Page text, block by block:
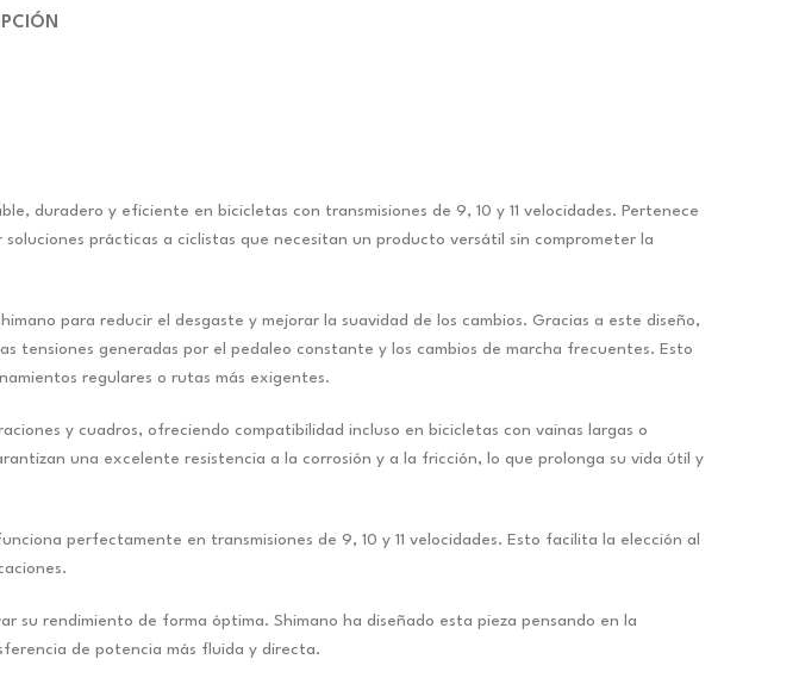
duradero y eficiente en bicicletas con transmisiones de 9, 10 y 11 velocidades. Pertenece
prácticas a ciclistas que necesitan un producto versátil sin comprometer la
para reducir el desgaste y mejorar la suavidad de los cambios. Gracias a este diseño,
tensiones generadas por el pedaleo constante y los cambios de marcha frecuentes. Esto
regulares o rutas más exigentes.
y cuadros, ofreciendo compatibilidad incluso en bicicletas con vainas largas o
una excelente resistencia a la corrosión y a la fricción, lo que prolonga su vida útil y
perfectamente en transmisiones de 9, 10 y 11 velocidades. Esto facilita la elección al
su rendimiento de forma óptima. Shimano ha diseñado esta pieza pensando en la
de potencia más fluida y directa.